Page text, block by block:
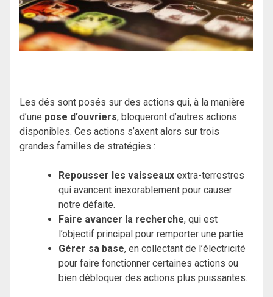
Les dés sont posés sur des actions qui, à la manière
d’une pose d’ouvriers, bloqueront d’autres actions
disponibles. Ces actions s’axent alors sur trois
grandes familles de stratégies :
Repousser les vaisseaux extra-terrestres
qui avancent inexorablement pour causer
notre défaite.
Faire avancer la recherche, qui est
l’objectif principal pour remporter une partie.
Gérer sa base, en collectant de l’électricité
pour faire fonctionner certaines actions ou
bien débloquer des actions plus puissantes.